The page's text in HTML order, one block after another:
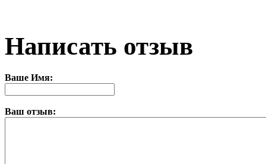
Написать отзыв
Ваше Имя:
Ваш отзыв: